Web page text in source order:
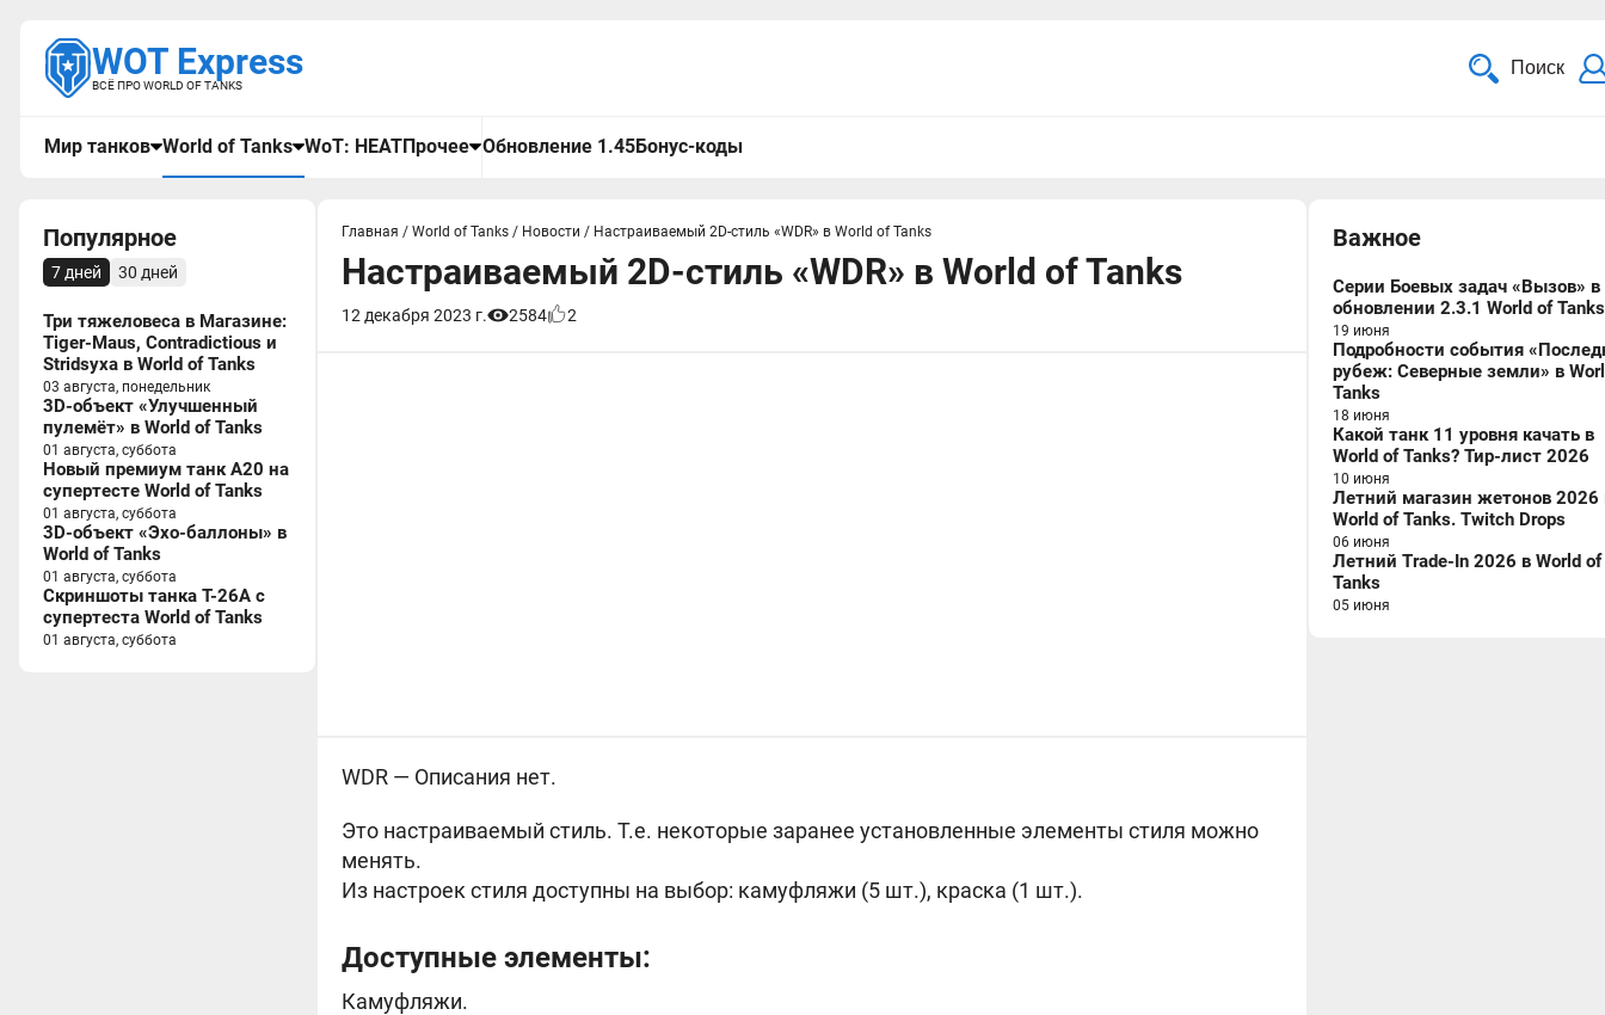
WOT Express
ВСЁ ПРО WORLD OF TANKS
Поиск
Мир танков World of Tanks WoT: HEATПрочее Обновление 1.45Бонус-коды
Популярное
7 дней 30 дней
Три тяжеловеса в Магазине:
Tiger-Maus, Contradictious и
Stridsyxa в World of Tanks
03 августа, понедельник
3D-объект «Улучшенный
пулемёт» в World of Tanks
01 августа, суббота
Новый премиум танк A20 на
супертесте World of Tanks
01 августа, суббота
3D-объект «Эхо-баллоны» в
World of Tanks
01 августа, суббота
Скриншоты танка T-26A с
супертеста World of Tanks
01 августа, суббота
Главная / World of Tanks / Новости / Настраиваемый 2D-стиль «WDR» в World of Tanks
Настраиваемый 2D-стиль «WDR» в World of Tanks
12 декабря 2023 г. 2584 2
WDR — Описания нет.
Это настраиваемый стиль. Т.е. некоторые заранее установленные элементы стиля можно
менять.
Из настроек стиля доступны на выбор: камуфляжи (5 шт.), краска (1 шт.).
Доступные элементы:
Камуфляжи.
Важное
Серии Боевых задач «Вызов» в
обновлении 2.3.1 World of Tanks
19 июня
Подробности события
рубеж: Северные земли» в
Tanks
18 июня
Какой танк 11 уровня качать в
World of Tanks? Тир-лист 2026
10 июня
Летний магазин жетонов 2026
World of Tanks. Twitch Drops
06 июня
Летний Trade-In 2026 в World of
Tanks
05 июня